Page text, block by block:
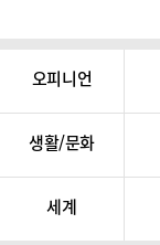
오피니언
생활/문화
세계